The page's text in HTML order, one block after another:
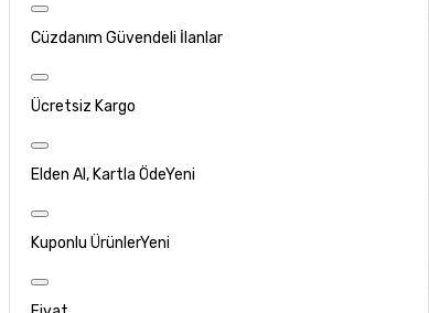
Cüzdanım Güvendeli İlanlar
Ücretsiz Kargo
Elden Al, Kartla ÖdeYeni
Kuponlu ÜrünlerYeni